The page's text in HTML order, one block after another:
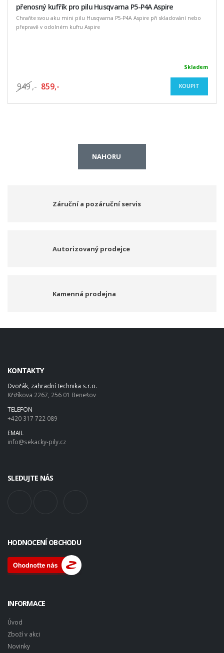
přenosný kufřík pro pilu Husqvarna P5-P4A Aspire
Chraňte svou aku mini pilu Husqvarna P5-P4A Aspire při skladování nebo
přepravě v odolném kufru Aspire
Skladem
949 ,- 859,- KOUPIT
NAHORU
Záruční a pozáruční servis
Autorizovaný prodejce
Kamenná prodejna
KONTAKTY
Dvořák, zahradní technika s.r.o.
Křižíkova 2267, 256 01 Benešov
TELEFON
+420 317 722 089
EMAIL
info@sekacky-pily.cz
SLEDUJTE NÁS
HODNOCENÍ OBCHODU
INFORMACE
Úvod
Zboží v akci
Novinky